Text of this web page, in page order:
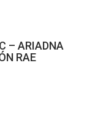
– ARIADNA
RAE